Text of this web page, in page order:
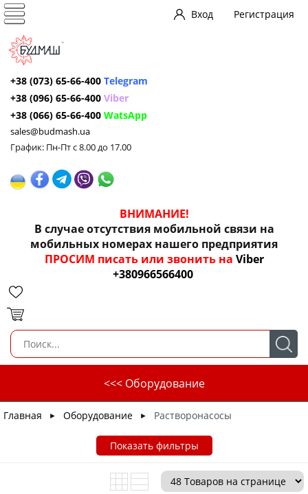
Вход Регистрация
+38 (073) 65-66-400 Telegram
+38 (096) 65-66-400 Viber
+38 (066) 65-66-400 WatsApp
sales@budmash.ua
График: Пн-Пт с 8.00 до 17.00
ВНИМАНИЕ!
В случае отсутствия мобильной связи на
мобильных номерах нашего предприятия
ПРОСИМ писать или звонить на Viber
+380966566400
<<< Оборудование
Главная ► Оборудование ► Растворонасосы
Показать фильтры